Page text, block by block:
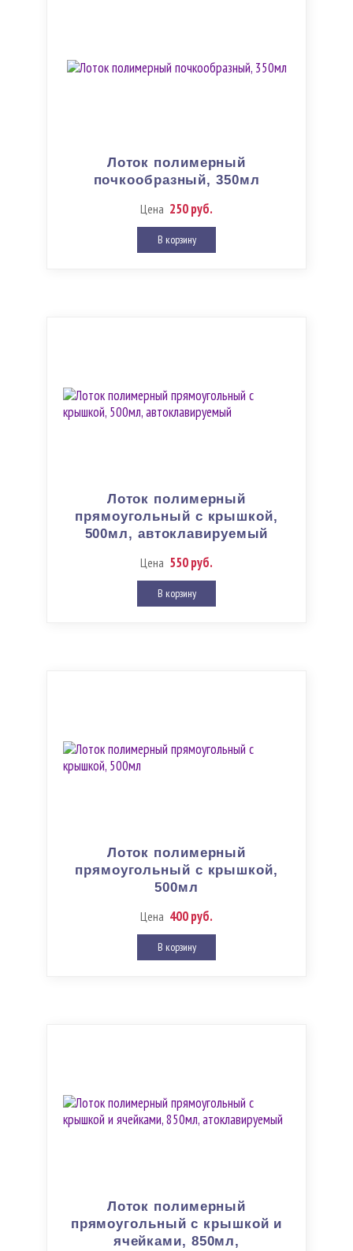
Лоток полимерный
почкообразный, 350мл
Цена 250 руб.
В корзину
Лоток полимерный
прямоугольный с крышкой,
500мл, автоклавируемый
Цена 550 руб.
В корзину
Лоток полимерный
прямоугольный с крышкой,
500мл
Цена 400 руб.
В корзину
Лоток полимерный
прямоугольный с крышкой и
ячейками, 850мл,